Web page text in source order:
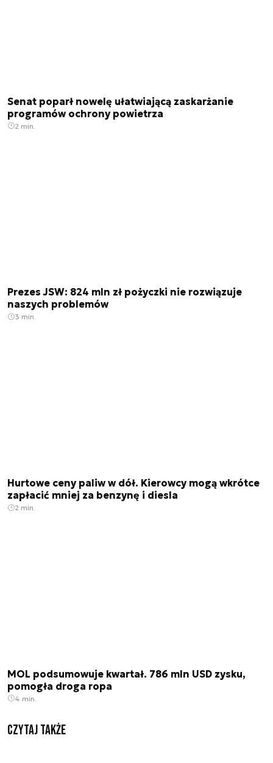
Senat poparł nowelę ułatwiającą zaskarżanie
programów ochrony powietrza
2 min.
Prezes JSW: 824 mln zł pożyczki nie rozwiązuje
naszych problemów
3 min.
Hurtowe ceny paliw w dół. Kierowcy mogą wkrótce
zapłacić mniej za benzynę i diesla
2 min.
MOL podsumowuje kwartał. 786 mln USD zysku,
pomogła droga ropa
4 min.
Czytaj także